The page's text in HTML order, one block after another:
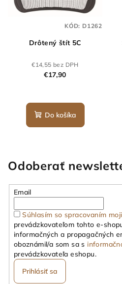
Drôtený štít 5C
€14,55 bez DPH
€17,90
Do košíka
KÓD: D1262
Odoberať
Email
Súhlasím so spracovaním
prevádzkovateľom tohto e-
informačných a propagačných
oboznámil/a som sa s
prevádzkovateľa eshopu.
Prihlásiť sa